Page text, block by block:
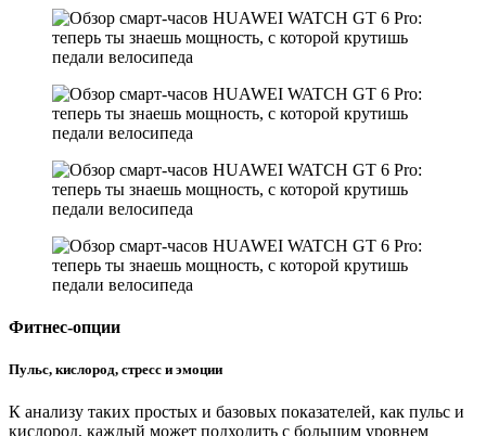
Фитнес-опции
Пульс, кислород, стресс и эмоции
К анализу таких простых и базовых показателей, как пульс и
кислород, каждый может подходить с большим уровнем